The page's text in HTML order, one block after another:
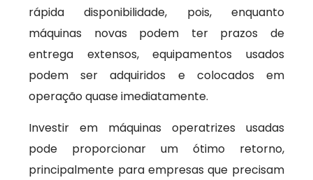
rápida disponibilidade, pois, enquanto
máquinas novas podem ter prazos de
entrega extensos, equipamentos usados
podem ser adquiridos e colocados em
operação quase imediatamente.
Investir em máquinas operatrizes usadas
pode proporcionar um ótimo retorno,
principalmente para empresas que precisam